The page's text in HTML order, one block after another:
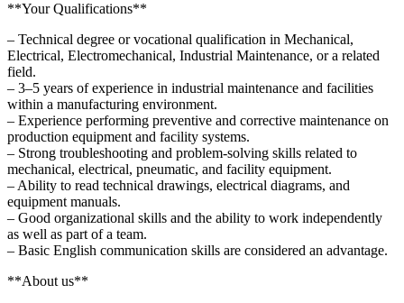
**Your Qualifications**
– Technical degree or vocational qualification in Mechanical,
Electrical, Electromechanical, Industrial Maintenance, or a related
field.
– 3–5 years of experience in industrial maintenance and facilities
within a manufacturing environment.
– Experience performing preventive and corrective maintenance on
production equipment and facility systems.
– Strong troubleshooting and problem-solving skills related to
mechanical, electrical, pneumatic, and facility equipment.
– Ability to read technical drawings, electrical diagrams, and
equipment manuals.
– Good organizational skills and the ability to work independently
as well as part of a team.
– Basic English communication skills are considered an advantage.
**About us**